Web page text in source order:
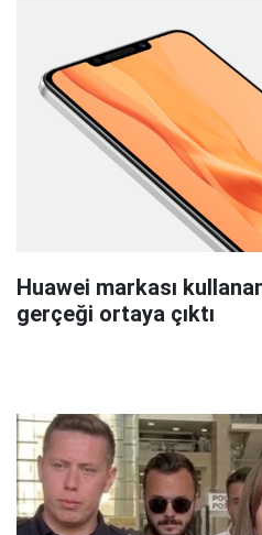
Huawei markası
gerçeği ortaya çıktı